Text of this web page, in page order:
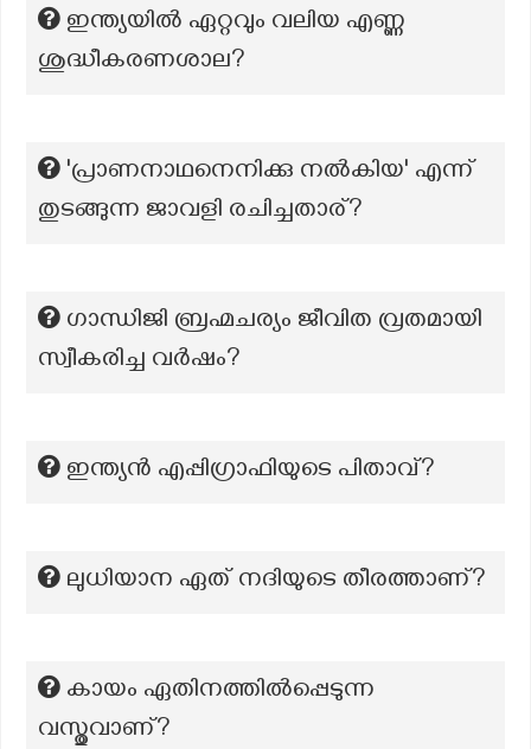
ഇന്ത്യയിൽ ഏറ്റവും വലിയ എണ്ണ
ശുദ്ധീകരണശാല?
'പ്രാണനാഥനെനിക്കു നൽകിയ' എന്ന്
തുടങ്ങുന്ന ജാവളി രചിച്ചതാര്?
ഗാന്ധിജി ബ്രഹ്മചര്യം ജീവിത വ്രതമായി
സ്വീകരിച്ച വർഷം?
ഇന്ത്യന്‍ എപ്പിഗ്രാഫിയുടെ പിതാവ്?
ലുധിയാന ഏത് നദിയുടെ തീരത്താണ്?
കായം ഏതിനത്തിൽപ്പെടുന്ന
വസ്തുവാണ്?